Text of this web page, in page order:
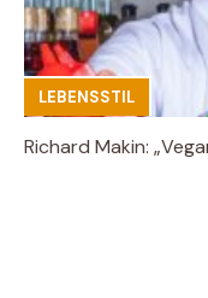
LEBENSSTIL
Richard Makin: